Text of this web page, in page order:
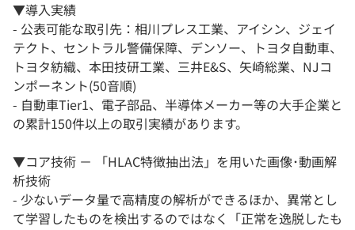
▼導入実績
- 公表可能な取引先：相川プレス工業、アイシン、ジェイ
テクト、セントラル警備保障、デンソー、トヨタ自動車、
トヨタ紡織、本田技研工業、三井E&S、矢崎総業、NJコ
ンポーネント(50音順)
- 自動車Tier1、電子部品、半導体メーカー等の大手企業と
の累計150件以上の取引実績があります。
▼コア技術 － 「HLAC特徴抽出法」を用いた画像･動画解
析技術
- 少ないデータ量で高精度の解析ができるほか、異常とし
て学習したものを検出するのではなく「正常を逸脱したも